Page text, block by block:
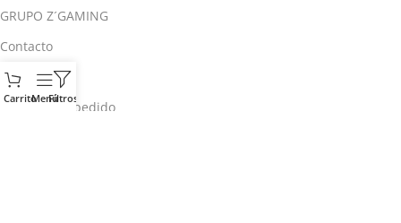
GRUPO Z´GAMING
Contacto
Mi cuenta
Rastrear mi pedido
CarritoMenúFiltros